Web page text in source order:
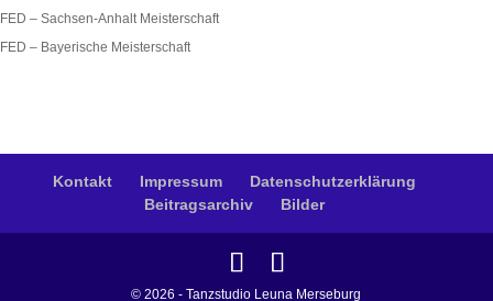
FED – Sachsen-Anhalt Meisterschaft
FED – Bayerische Meisterschaft
Kontakt Impressum
Datenschutzerklärung
Beitragsarchiv
Bilder
© 2026 - Tanzstudio Leuna Merseburg